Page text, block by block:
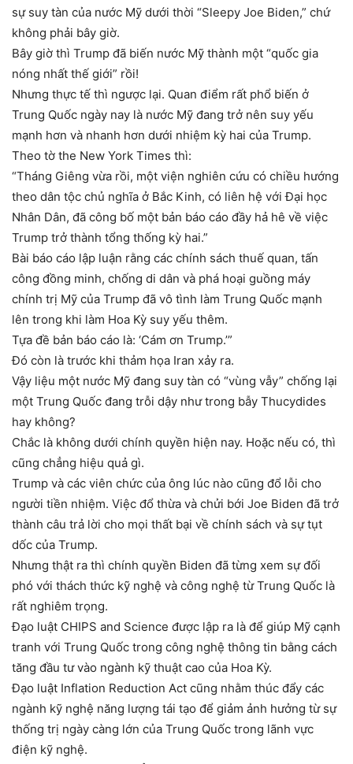
sự suy tàn của nước Mỹ dưới thời “Sleepy Joe Biden,” chứ
không phải bây giờ.
Bây giờ thì Trump đã biến nước Mỹ thành một “quốc gia
nóng nhất thế giới” rồi!
Nhưng thực tế thì ngược lại. Quan điểm rất phổ biến ở
Trung Quốc ngày nay là nước Mỹ đang trở nên suy yếu
mạnh hơn và nhanh hơn dưới nhiệm kỳ hai của Trump.
Theo tờ the New York Times thì:
“Tháng Giêng vừa rồi, một viện nghiên cứu có chiều hướng
theo dân tộc chủ nghĩa ở Bắc Kinh, có liên hệ với Đại học
Nhân Dân, đã công bố một bản báo cáo đầy hả hê về việc
Trump trở thành tổng thống kỳ hai.”
Bài báo cáo lập luận rằng các chính sách thuế quan, tấn
công đồng minh, chống di dân và phá hoại guồng máy
chính trị Mỹ của Trump đã vô tình làm Trung Quốc mạnh
lên trong khi làm Hoa Kỳ suy yếu thêm.
Tựa đề bản báo cáo là: ‘Cám ơn Trump.’”
Đó còn là trước khi thảm họa Iran xảy ra.
Vậy liệu một nước Mỹ đang suy tàn có “vùng vẫy” chống lại
một Trung Quốc đang trỗi dậy như trong bẫy Thucydides
hay không?
Chắc là không dưới chính quyền hiện nay. Hoặc nếu có, thì
cũng chẳng hiệu quả gì.
Trump và các viên chức của ông lúc nào cũng đổ lỗi cho
người tiền nhiệm. Việc đổ thừa và chửi bới Joe Biden đã trở
thành câu trả lời cho mọi thất bại về chính sách và sự tụt
dốc của Trump.
Nhưng thật ra thì chính quyền Biden đã từng xem sự đối
phó với thách thức kỹ nghệ và công nghệ từ Trung Quốc là
rất nghiêm trọng.
Đạo luật CHIPS and Science được lập ra là để giúp Mỹ cạnh
tranh với Trung Quốc trong công nghệ thông tin bằng cách
tăng đầu tư vào ngành kỹ thuật cao của Hoa Kỳ.
Đạo luật Inflation Reduction Act cũng nhằm thúc đẩy các
ngành kỹ nghệ năng lượng tái tạo để giảm ảnh hưởng từ sự
thống trị ngày càng lớn của Trung Quốc trong lãnh vực
điện kỹ nghệ.